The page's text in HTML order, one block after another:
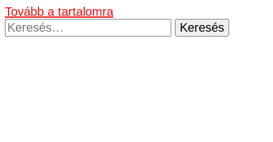
Tovább a tartalomra
Keresés: